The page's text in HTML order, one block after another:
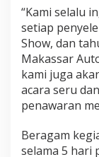
“Kami selalu
setiap
Show, dan
Makassar
kami juga
acara seru
penawaran
Beragam
selama 5 hari